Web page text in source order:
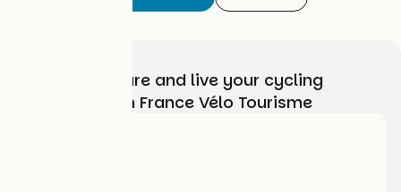
Choose, prepare and live your cycling
adventure with France Vélo Tourisme